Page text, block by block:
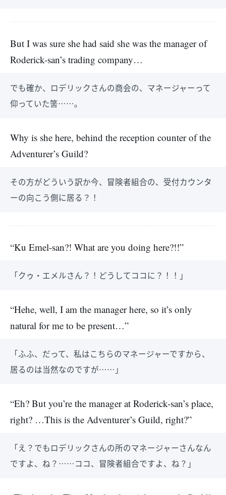
But I was sure she had said she was the manager of
Roderick-san’s trading company…
でも確か、ロデリックさんの商会の、マネージャーって
仰っていた筈……。
Why is she here, behind the reception counter of the
Adventurer’s Guild?
その方がどういう訳か今、冒険者組合の、受付カウンタ
ーの向こう側に居る？！
“Ku Emel-san?! What are you doing here?!!”
「クゥ・エメルさん？！どうしてココに？！！」
“Hehe, well, I am the manager here, so it’s only
natural for me to be present…”
「ふふ、だって、私はこちらのマネージャーですから、
居るのは当然なのですが……」
“Eh? But you’re the manager at Roderick-san’s place,
right? …This is the Adventurer’s Guild, right?”
「え？でもロデリックさんの所のマネージャーさんなん
ですよ、ね？……ココ、冒険者組合ですよ、ね？」